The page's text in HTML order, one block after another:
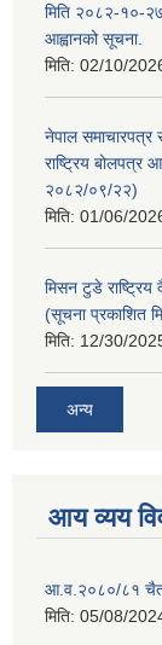
मिति २०८२-१०-२७
आह्वानको सूचना.
मिति: 02/10/
नेपाल समाचारपत्र
राष्ट्रिय बोलपत्र
२०८२/०९/२२)
मिति: 01/06/
मिसन टुडे
(सूचना प्रकाशित
मिति: 12/30/
अन्य
आय व्यय
आ.व.२०८०/८१ चैत्र
मिति: 05/08/